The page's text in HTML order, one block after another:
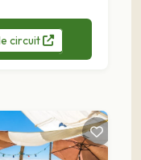
circuit